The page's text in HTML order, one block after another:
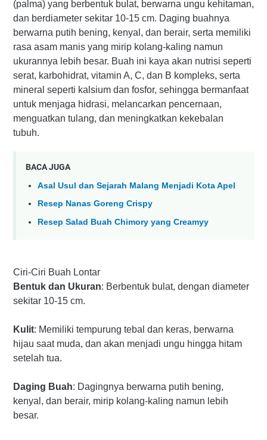
(palma) yang berbentuk bulat, berwarna ungu kehitaman,
dan berdiameter sekitar 10-15 cm. Daging buahnya
berwarna putih bening, kenyal, dan berair, serta memiliki
rasa asam manis yang mirip kolang-kaling namun
ukurannya lebih besar. Buah ini kaya akan nutrisi seperti
serat, karbohidrat, vitamin A, C, dan B kompleks, serta
mineral seperti kalsium dan fosfor, sehingga bermanfaat
untuk menjaga hidrasi, melancarkan pencernaan,
menguatkan tulang, dan meningkatkan kekebalan
tubuh.
BACA JUGA
Asal Usul dan Sejarah Malang Menjadi Kota Apel
Resep Nanas Goreng Crispy
Resep Salad Buah Chimory yang Creamyy
Ciri-Ciri Buah Lontar
Bentuk dan Ukuran: Berbentuk bulat, dengan diameter
sekitar 10-15 cm.
Kulit: Memiliki tempurung tebal dan keras, berwarna
hijau saat muda, dan akan menjadi ungu hingga hitam
setelah tua.
Daging Buah: Dagingnya berwarna putih bening,
kenyal, dan berair, mirip kolang-kaling namun lebih
besar.